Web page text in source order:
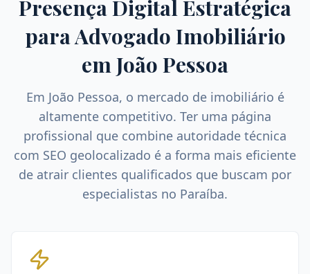
Presença Digital Estratégica
paraAdvogado Imobiliário
emJoão Pessoa
Em João Pessoa, o mercado de imobiliário é
altamente competitivo. Ter uma página
profissional que combine autoridade técnica
com SEO geolocalizado é a forma mais eficiente
de atrair clientes qualificados que buscam por
especialistas no Paraíba.